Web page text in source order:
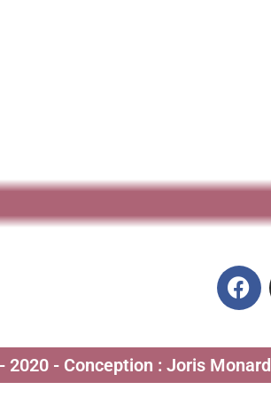
2020 - Conception : Joris Monard